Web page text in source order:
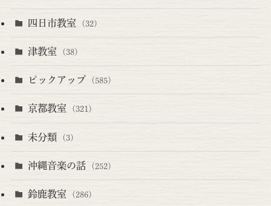
四日市教室 (32)
津教室 (38)
ピックアップ (585)
京都教室 (321)
未分類 (3)
沖縄音楽の話 (252)
鈴鹿教室 (286)